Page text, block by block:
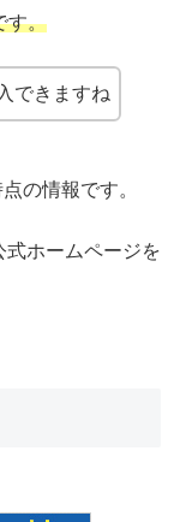
す。
できますね
の情報です。
ホームページを